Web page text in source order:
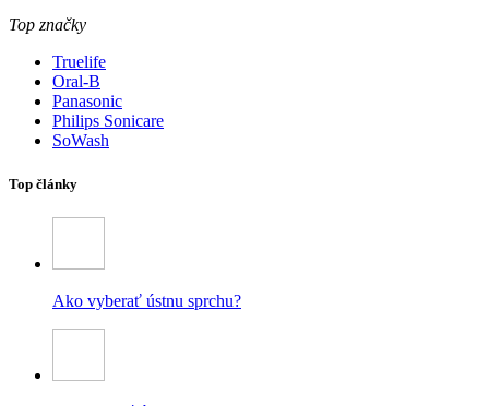
Top značky
Truelife
Oral-B
Panasonic
Philips Sonicare
SoWash
Top články
Ako vyberať ústnu sprchu?